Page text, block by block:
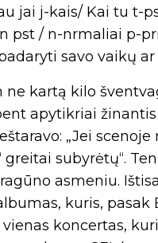
jai j-kais/ Kai tu t-
pst / n-nrmaliai p-
savo vaikų ar
kartą kilo
apytikriai
„Jei
subyrėtų“.
asmeniu.
kuris, pasak
koncertas,